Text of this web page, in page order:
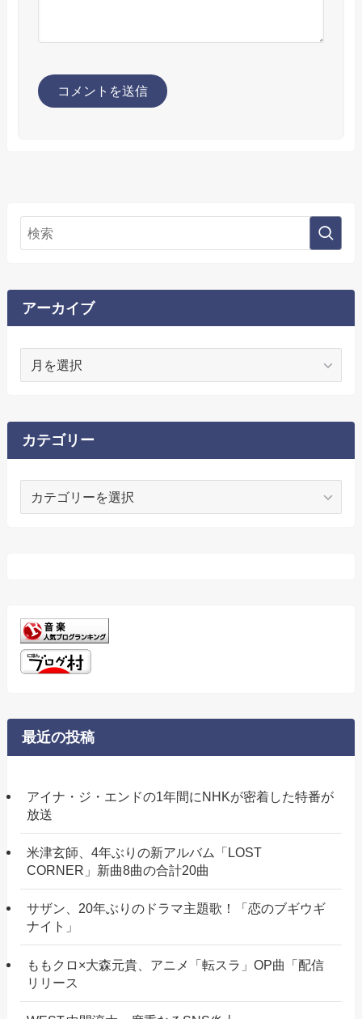
アーカイブ
ブ
カテゴリー
最近の投稿
アイナ・ジ・エンドの1年間にNHKが密着した特番が
放送
米津玄師、4年ぶりの新アルバム「LOST
CORNER」新曲8曲の合計20曲
サザン、20年ぶりのドラマ主題歌！「恋のブギウギ
ナイト」
ももクロ×大森元貴、アニメ「転スラ」OP曲「配信
リリース